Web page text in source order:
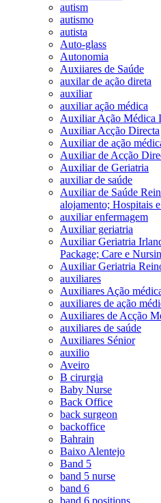
autism
autismo
autista
Auto-glass
Autonomia
Auxiiares de Saúde
auxilar de ação direta
auxiliar
auxiliar ação médica
Auxiliar Ação Médica
Auxiliar Acção Directa
Auxiliar de ação
Auxiliar de Acção
Auxiliar de Geriatria
auxiliar de saúde
Auxiliar de Saúde
alojamento; Hospitais
auxiliar enfermagem
Auxiliar geriatria
Auxiliar Geriatria
Package; Care e
Auxiliar Geriatria
auxiliares
Auxiliares Ação
auxiliares de ação
Auxiliares de Acção
auxiliares de saúde
Auxiliares Sénior
auxilio
Aveiro
B cirurgia
Baby Nurse
Back Office
back surgeon
backoffice
Bahrain
Baixo Alentejo
Band 5
band 5 nurse
band 6
band 6 positions